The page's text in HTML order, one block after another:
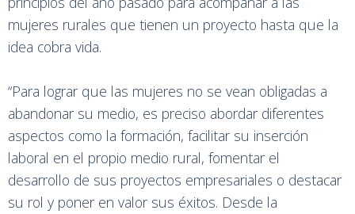
mujeres rurales que tienen un proyecto hasta que la
idea cobra vida.
“Para lograr que las mujeres no se vean obligadas a
abandonar su medio, es preciso abordar diferentes
aspectos como la formación, facilitar su inserción
laboral en el propio medio rural, fomentar el
desarrollo de sus proyectos empresariales o destacar
su rol y poner en valor sus éxitos. Desde la